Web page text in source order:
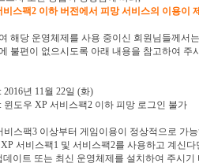
비스팩2 이하 버전에서 피망 서비스의 이용이
해당 운영체제를 사용 중이신 회원님들께서는
불편이 없으시도록 아래 내용을 참고하여 주
2016년 11월 22일 (화)
윈도우 XP 서비스팩2 이하 피망 로그인 불가
비스팩3 이상부터 게임이용이 정상적으로 가
서비스팩1 및 서비스팩2를 사용하고 계신다
데이트 또는 최신 운영체제를 설치하여 주시기